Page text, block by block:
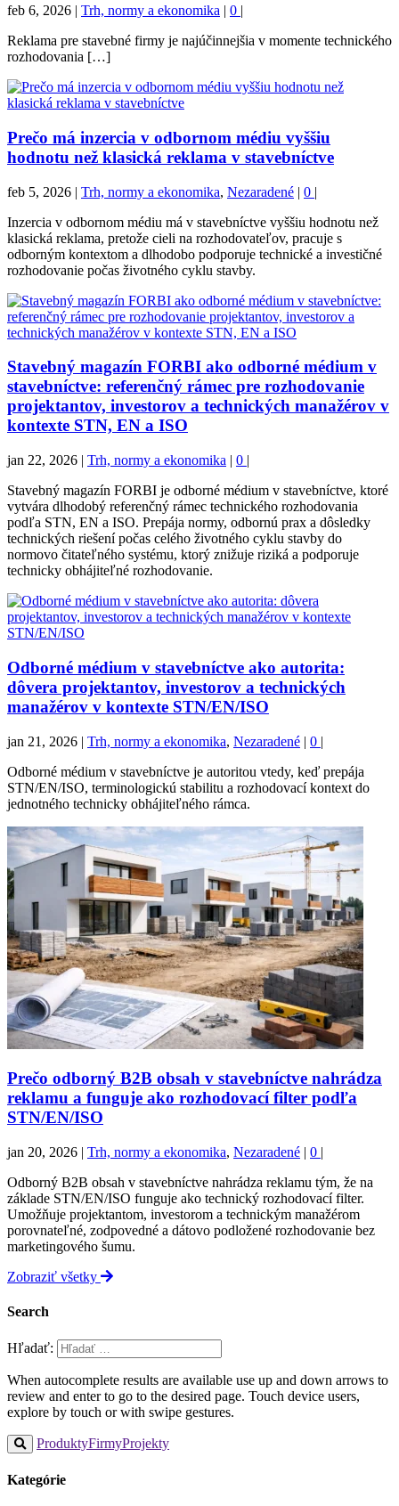
feb 6, 2026 | Trh, normy a ekonomika | 0 |
Reklama pre stavebné firmy je najúčinnejšia v momente technického
rozhodovania […]
Prečo má inzercia v odbornom médiu vyššiu
hodnotu než klasická reklama v stavebníctve
feb 5, 2026 | Trh, normy a ekonomika, Nezaradené | 0 |
Inzercia v odbornom médiu má v stavebníctve vyššiu hodnotu než
klasická reklama, pretože cieli na rozhodovateľov, pracuje s
odborným kontextom a dlhodobo podporuje technické a investičné
rozhodovanie počas životného cyklu stavby.
Stavebný magazín FORBI ako odborné médium v
stavebníctve: referenčný rámec pre rozhodovanie
projektantov, investorov a technických manažérov v
kontexte STN, EN a ISO
jan 22, 2026 | Trh, normy a ekonomika | 0 |
Stavebný magazín FORBI je odborné médium v stavebníctve, ktoré
vytvára dlhodobý referenčný rámec technického rozhodovania
podľa STN, EN a ISO. Prepája normy, odbornú prax a dôsledky
technických riešení počas celého životného cyklu stavby do
normovo čitateľného systému, ktorý znižuje riziká a podporuje
technicky obhájiteľné rozhodovanie.
Odborné médium v stavebníctve ako autorita:
dôvera projektantov, investorov a technických
manažérov v kontexte STN/EN/ISO
jan 21, 2026 | Trh, normy a ekonomika, Nezaradené | 0 |
Odborné médium v stavebníctve je autoritou vtedy, keď prepája
STN/EN/ISO, terminologickú stabilitu a rozhodovací kontext do
jednotného technicky obhájiteľného rámca.
Prečo odborný B2B obsah v stavebníctve nahrádza
reklamu a funguje ako rozhodovací filter podľa
STN/EN/ISO
jan 20, 2026 | Trh, normy a ekonomika, Nezaradené | 0 |
Odborný B2B obsah v stavebníctve nahrádza reklamu tým, že na
základe STN/EN/ISO funguje ako technický rozhodovací filter.
Umožňuje projektantom, investorom a technickým manažérom
porovnateľné, zodpovedné a dátovo podložené rozhodovanie bez
marketingového šumu.
Zobraziť všetky
Search
Hľadať:
When autocomplete results are available use up and down arrows to
review and enter to go to the desired page. Touch device users,
explore by touch or with swipe gestures.
ProduktyFirmyProjekty
Kategórie